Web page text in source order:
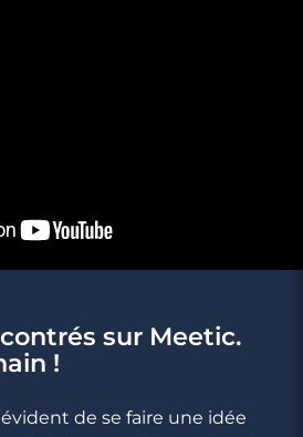
Avold
sur Meetic.
!
de se faire une idée